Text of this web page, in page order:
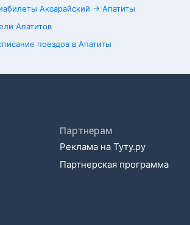
Аксарайский → Апатиты
Апатитов
поездов в Апатиты
Партнерам
Реклама на Туту.ру
Партнерская программа